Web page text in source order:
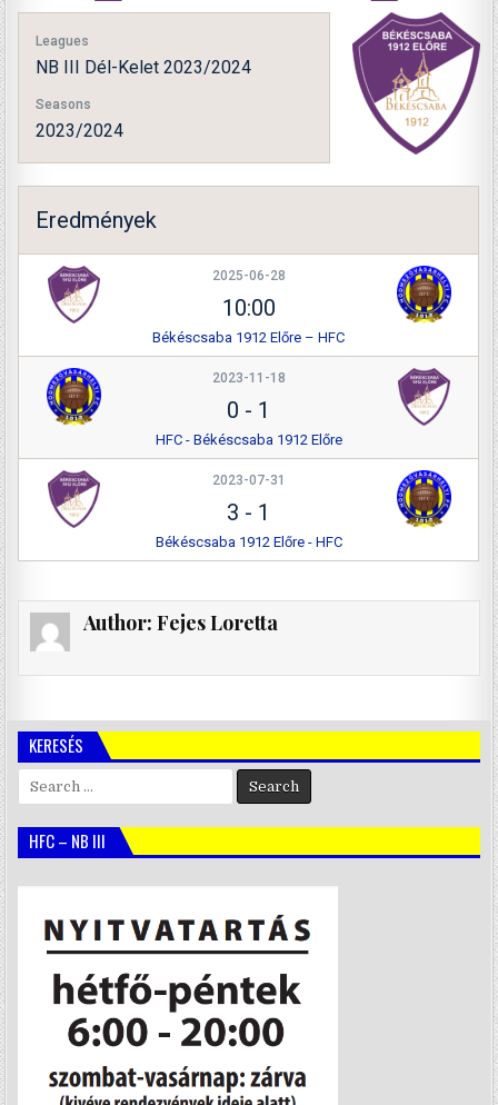
Leagues
NB III Dél-Kelet 2023/2024
Seasons
2023/2024
Eredmények
2025-06-28
10:00
Békéscsaba 1912 Előre – HFC
2023-11-18
0 - 1
HFC - Békéscsaba 1912 Előre
2023-07-31
3 - 1
Békéscsaba 1912 Előre - HFC
Author: Fejes Loretta
KERESÉS
HFC – NB III